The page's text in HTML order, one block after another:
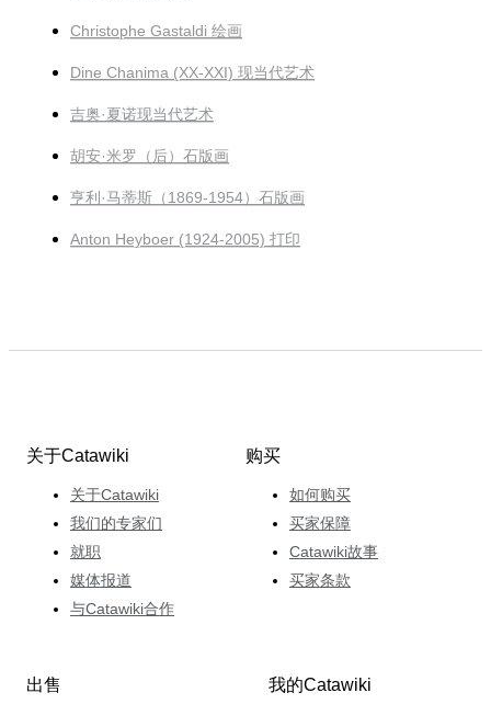
Christophe Gastaldi 绘画
Dine Chanima (XX-XXI) 现当代艺术
吉奥·夏诺现当代艺术
胡安·米罗（后）石版画
亨利·马蒂斯（1869-1954）石版画
Anton Heyboer (1924-2005) 打印
关于Catawiki
关于Catawiki
我们的专家们
就职
媒体报道
与Catawiki合作
购买
如何购买
买家保障
Catawiki故事
买家条款
出售 我的Catawiki